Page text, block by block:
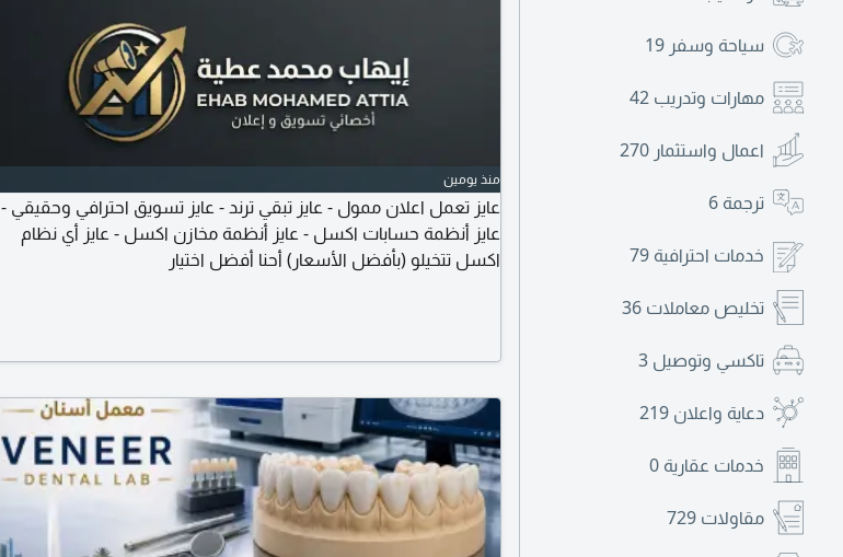
سياحة وسفر 19
مهارات وتدريب 42
اعمال واستثمار 270
ترجمة 6
خدمات احترافية 79
تخليص معاملات 36
تاكسي وتوصيل 3
دعاية واعلان 219
خدمات عقارية 0
مقاولات 729
منذ يومين
عايز تعمل اعلان ممول - عايز تبقي ترند - عايز تسويق احترافي وحقيقي -
عايز أنظمة حسابات اكسل - عايز أنظمة مخازن اكسل - عايز أي نظام
اكسل تتخيلو (بأفضل الأسعار) أحنا أفضل اختيار